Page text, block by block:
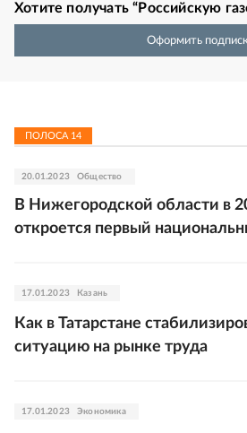
Хотите получать “Российскую
Оформить
ПОЛОСА 14
20.01.2023 Общество
В Нижегородской области в
откроется первый
17.01.2023 Казань
Как в Татарстане
ситуацию на рынке труда
17.01.2023 Экономика